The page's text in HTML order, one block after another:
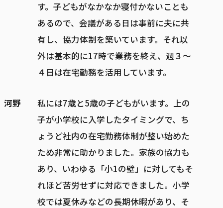
す。子どもがなかなか寝付かないことも
あるので、会議がある日は事前に夫に共
有し、協力体制を築いています。それ以
外は基本的に17時で業務を終え、週３～
４日は在宅勤務を活用しています。
河野
私には7歳と5歳の子どもがいます。上の
子が小学校に入学したタイミングで、ち
ょうど社内の在宅勤務体制が整い始めた
ため非常に助かりました。家族の協力も
あり、いわゆる「小1の壁」に対してもそ
れほど苦労せずに対応できました。小学
校では夏休みなどの長期休暇があり、そ